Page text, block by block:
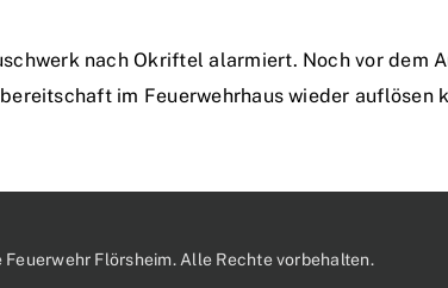
nach Okriftel alarmiert. Noch vor dem
im Feuerwehrhaus wieder auflösen
Flörsheim. Alle Rechte vorbehalten.